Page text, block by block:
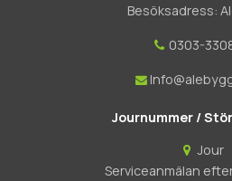
Besöksadress:
0303-
Journummer /
Jour
Serviceanmälan